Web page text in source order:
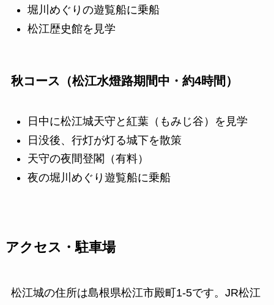
堀川めぐりの遊覧船に乗船
松江歴史館を見学
秋コース（松江水燈路期間中・約4時間）
日中に松江城天守と紅葉（もみじ谷）を見学
日没後、行灯が灯る城下を散策
天守の夜間登閣（有料）
夜の堀川めぐり遊覧船に乗船
アクセス・駐車場
松江城の住所は島根県松江市殿町1-5です。JR松江